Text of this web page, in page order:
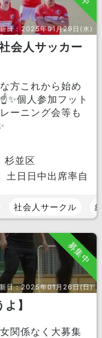
日：2025年01月29日(水)
会人サッカー
方これから始め
個人参加フット
ーニング会等も
杉並区
日日中出席率自由
社会人サークル
募集中
日：2025年01月26日(日)
】
関係なく大募集